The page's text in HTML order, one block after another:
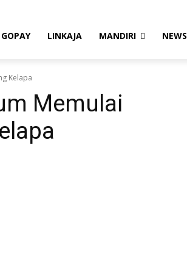
GOPAY LINKAJA MANDIRI NEWS
Kelapa
Memulai